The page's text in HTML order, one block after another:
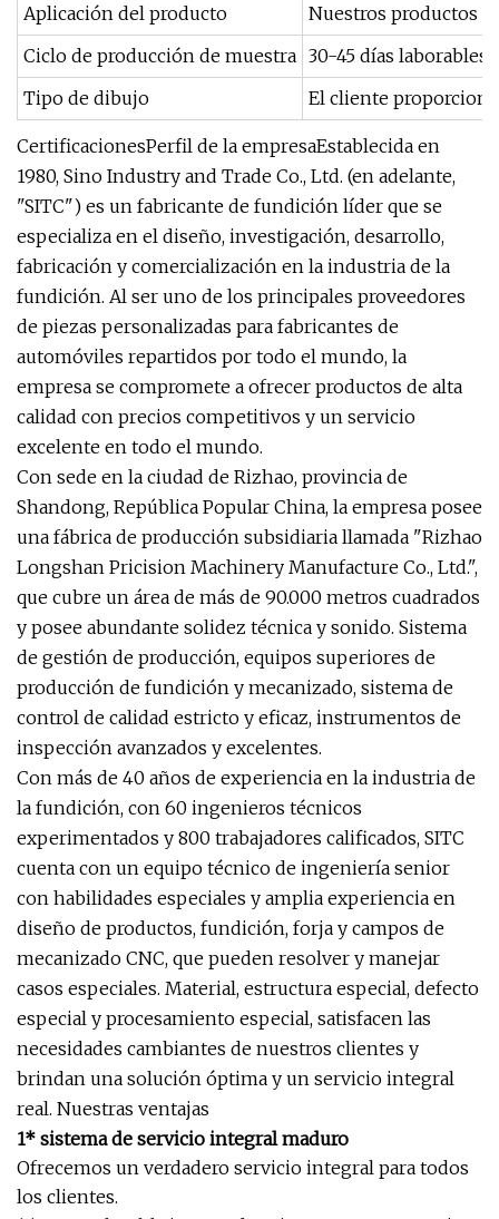
Aplicación del producto
Nuestros productos
Ciclo de producción de muestra 30-45 días laborables.
Tipo de dibujo
El cliente
CertificacionesPerfil de la empresaEstablecida en
1980, Sino Industry and Trade Co., Ltd. (en adelante,
"SITC") es un fabricante de fundición líder que se
especializa en el diseño, investigación, desarrollo,
fabricación y comercialización en la industria de la
fundición. Al ser uno de los principales proveedores
de piezas personalizadas para fabricantes de
automóviles repartidos por todo el mundo, la
empresa se compromete a ofrecer productos de alta
calidad con precios competitivos y un servicio
excelente en todo el mundo.
Con sede en la ciudad de Rizhao, provincia de
Shandong, República Popular China, la empresa posee
una fábrica de producción subsidiaria llamada "Rizhao
Longshan Pricision Machinery Manufacture Co., Ltd.",
que cubre un área de más de 90.000 metros cuadrados
y posee abundante solidez técnica y sonido. Sistema
de gestión de producción, equipos superiores de
producción de fundición y mecanizado, sistema de
control de calidad estricto y eficaz, instrumentos de
inspección avanzados y excelentes.
Con más de 40 años de experiencia en la industria de
la fundición, con 60 ingenieros técnicos
experimentados y 800 trabajadores calificados, SITC
cuenta con un equipo técnico de ingeniería senior
con habilidades especiales y amplia experiencia en
diseño de productos, fundición, forja y campos de
mecanizado CNC, que pueden resolver y manejar
casos especiales. Material, estructura especial, defecto
especial y procesamiento especial, satisfacen las
necesidades cambiantes de nuestros clientes y
brindan una solución óptima y un servicio integral
real. Nuestras ventajas
1* sistema de servicio integral maduro
Ofrecemos un verdadero servicio integral para todos
los clientes.